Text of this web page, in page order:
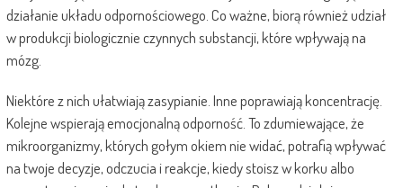
działanie układu odpornościowego. Co ważne, biorą również udział
w produkcji biologicznie czynnych substancji, które wpływają na
mózg.
Niektóre z nich ułatwiają zasypianie. Inne poprawiają koncentrację.
Kolejne wspierają emocjonalną odporność. To zdumiewające, że
mikroorganizmy, których gołym okiem nie widać, potrafią wpływać
na twoje decyzje, odczucia i reakcje, kiedy stoisz w korku albo